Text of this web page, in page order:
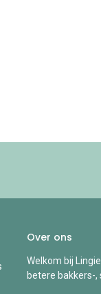
Over ons
Welkom bij
betere bakkers-,